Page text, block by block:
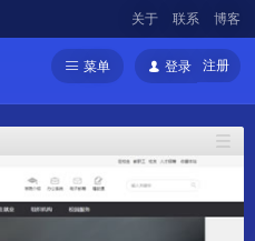
关于 联系 博客
菜单 登录 注册